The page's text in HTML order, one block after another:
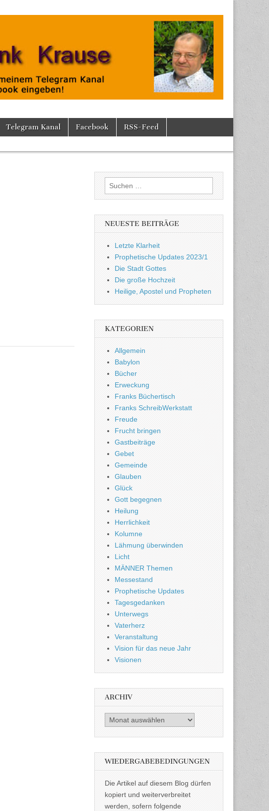
Telegram Kanal Facebook RSS-Feed
Suchen
nach:
NEUESTE BEITRÄGE
Letzte Klarheit
Prophetische Updates 2023/1
Die Stadt Gottes
Die große Hochzeit
Heilige, Apostel und Propheten
KATEGORIEN
Allgemein
Babylon
Bücher
Erweckung
Franks Büchertisch
Franks SchreibWerkstatt
Freude
Frucht bringen
Gastbeiträge
Gebet
Gemeinde
Glauben
Glück
Gott begegnen
Heilung
Herrlichkeit
Kolumne
Lähmung überwinden
Licht
MÄNNER Themen
Messestand
Prophetische Updates
Tagesgedanken
Unterwegs
Vaterherz
Veranstaltung
Vision für das neue Jahr
Visionen
ARCHIV
Archiv
WIEDERGABEBEDINGUNGEN
Die Artikel auf diesem Blog dürfen
kopiert und weiterverbreitet
werden, sofern folgende